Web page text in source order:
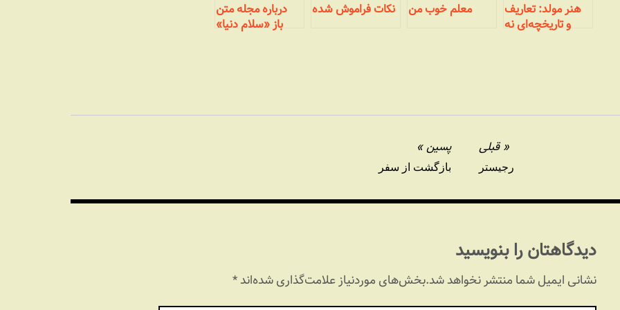
هنر مولد: تعاریف
و تاریخچه‌ای نه
معلم خوب من نکات فراموش شده درباره مجله متن
باز «سلام دنیا»
قبلی
رجیستر
پسین
بازگشت از سفر
دیدگاهتان را بنویسید
نشانی ایمیل شما منتشر نخواهد شد.بخش‌های موردنیاز علامت‌گذاری شده‌اند*